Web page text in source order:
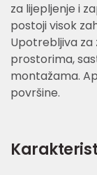
za lijepljenje i
postoji visok
Upotrebljiva za
prostorima,
montažama.
površine.